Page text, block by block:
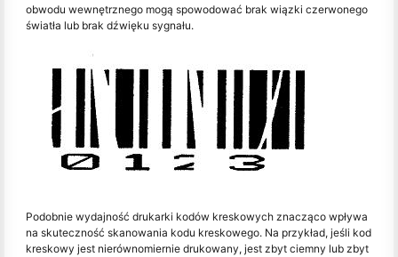
obwodu wewnętrznego mogą spowodować brak wiązki czerwonego
światła lub brak dźwięku sygnału.
Podobnie wydajność drukarki kodów kreskowych znacząco wpływa
na skuteczność skanowania kodu kreskowego. Na przykład, jeśli kod
kreskowy jest nierównomiernie drukowany, jest zbyt ciemny lub zbyt